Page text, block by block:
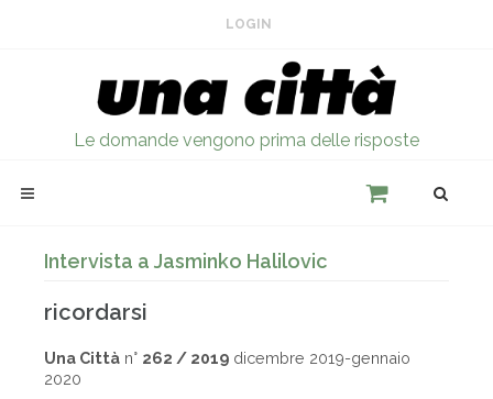
LOGIN
Le domande vengono prima delle risposte
Intervista a Jasminko Halilovic
ricordarsi
Una Città n° 262 / 2019 dicembre 2019-gennaio
2020